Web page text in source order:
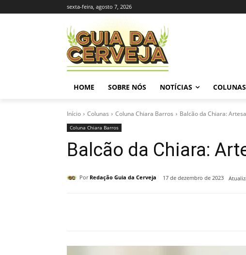
sexta-feira, agosto 7, 2026
HOME SOBRE NÓS NOTÍCIAS COLUNAS
Início Colunas Coluna Chiara Barros Balcão da Chiara:
Coluna Chiara Barros
Balcão da Chiara:
Por Redação Guia da Cerveja 17 de dezembro de 2023